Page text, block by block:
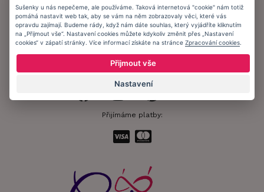
Ochrana osobních údajů
Informační memorandum
Zůstaňte s námi v kontaktu.
Přijímáme platby:
Sušenky u nás nepečeme, ale používáme. Taková internetová "cookie" nám totiž
pomáhá nastavit web tak, aby se vám na něm zobrazovaly věci, které vás
opravdu zajímají. Budeme rády, když nám dáte souhlas, který vyjádříte kliknutím
na „Přijmout vše“. Nastavení cookies můžete kdykoliv změnit přes „Nastavení
cookies“ v zápatí stránky. Více informací získáte na stránce Zpracování cookies
Přijmout vše
Nastavení